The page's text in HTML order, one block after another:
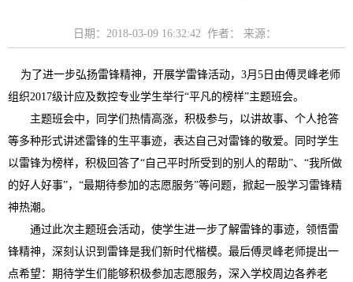
日期：2018-03-09 16:32:42 作者： 来源：
为了进一步弘扬雷锋精神，开展学雷锋活动，3月5日由傅灵峰老师
组织2017级计应及数控专业学生举行“平凡的榜样”主题班会。
主题班会中，同学们热情高涨，积极参与，以讲故事、个人抢答
等多种形式讲述雷锋的生平事迹，表达自己对雷锋的敬爱。同时学生
以雷锋为榜样，积极回答了“自己平时所受到的别人的帮助”、“我所做
的好人好事”，“最期待参加的志愿服务”等问题，掀起一股学习雷锋精
神热潮。
通过此次主题班会活动，使学生进一步了解雷锋的事迹，领悟雷
锋精神，深刻认识到雷锋是我们新时代楷模。最后傅灵峰老师提出一
点希望：期待学生们能够积极参加志愿服务，深入学校周边各养老